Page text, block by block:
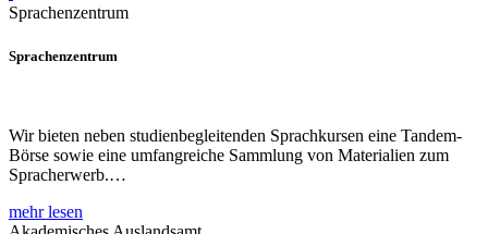
Sprachenzentrum
Sprachenzentrum
Wir bieten neben studienbegleitenden Sprachkursen eine Tandem-
Börse sowie eine umfangreiche Sammlung von Materialien zum
Spracherwerb.…
mehr lesen